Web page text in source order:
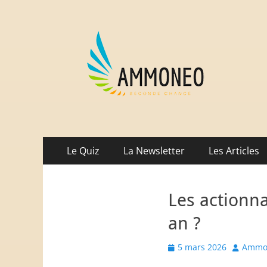
Ammoneo
De nouvelles munitions (intellectuelles) pour
Menu
principal
Le Quiz La Newsletter Les Articles
Les
an ?
Posted
5 mars 2026 Author